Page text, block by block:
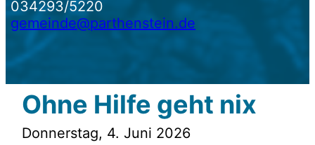
034293/5220
gemeinde@parthenstein.de
Ohne Hilfe geht nix
Donnerstag, 4. Juni 2026